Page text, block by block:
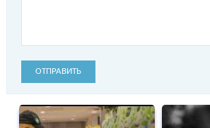
ОТПРАВИТЬ